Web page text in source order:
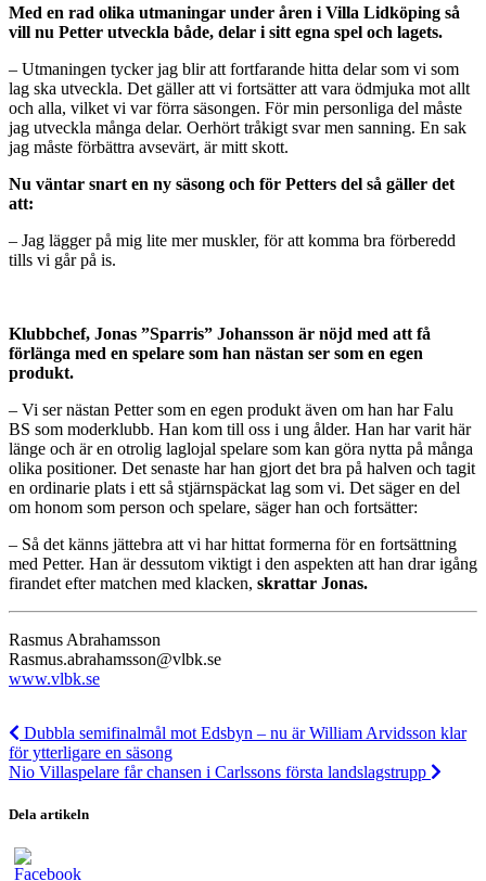
Med en rad olika utmaningar under åren i Villa Lidköping så
vill nu Petter utveckla både, delar i sitt egna spel och lagets.
– Utmaningen tycker jag blir att fortfarande hitta delar som vi som
lag ska utveckla. Det gäller att vi fortsätter att vara ödmjuka mot allt
och alla, vilket vi var förra säsongen. För min personliga del måste
jag utveckla många delar. Oerhört tråkigt svar men sanning. En sak
jag måste förbättra avsevärt, är mitt skott.
Nu väntar snart en ny säsong och för Petters del så gäller det
att:
– Jag lägger på mig lite mer muskler, för att komma bra förberedd
tills vi går på is.
Klubbchef, Jonas ”Sparris” Johansson är nöjd med att få
förlänga med en spelare som han nästan ser som en egen
produkt.
– Vi ser nästan Petter som en egen produkt även om han har Falu
BS som moderklubb. Han kom till oss i ung ålder. Han har varit här
länge och är en otrolig laglojal spelare som kan göra nytta på många
olika positioner. Det senaste har han gjort det bra på halven och tagit
en ordinarie plats i ett så stjärnspäckat lag som vi. Det säger en del
om honom som person och spelare, säger han och fortsätter:
– Så det känns jättebra att vi har hittat formerna för en fortsättning
med Petter. Han är dessutom viktigt i den aspekten att han drar igång
firandet efter matchen med klacken, skrattar Jonas.
Rasmus Abrahamsson
Rasmus.abrahamsson@vlbk.se
www.vlbk.se
Dubbla semifinalmål mot Edsbyn – nu är William Arvidsson klar
för ytterligare en säsong
Nio Villaspelare får chansen i Carlssons första landslagstrupp
Dela artikeln